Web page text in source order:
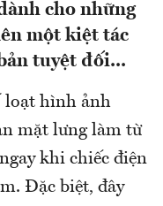
cho những
một kiệt tác
tuyệt đối...
loạt hình ảnh
mặt lưng làm từ
khi chiếc điện
Đặc biệt, đây